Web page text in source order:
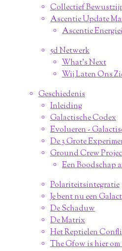
Collectief
Ascentie Update
Ascentie
5d Netwerk
What's Next
Wij Laten Ons
Geschiedenis
Inleiding
Galactische Codex
Evolueren -
De 3 Grote
Ground Crew
Een Boodschap
Polariteitsintegratie
Je bent nu een
De Schaduw
De Matrix
Het Reptielen
The Gfow is hier